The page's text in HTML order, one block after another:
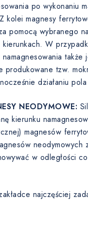
po wykonaniu
kolei magnesy
pomocą wybranego
W
także
tzw.
działaniu
NEODYMOWE:
kierunku
magnesów
neodymowych
w odległości
najczęściej